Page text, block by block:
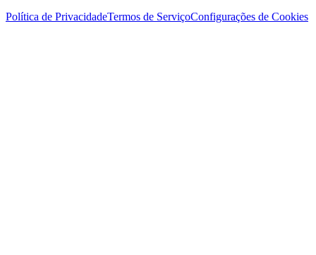
Política de PrivacidadeTermos de ServiçoConfigurações de Cookies